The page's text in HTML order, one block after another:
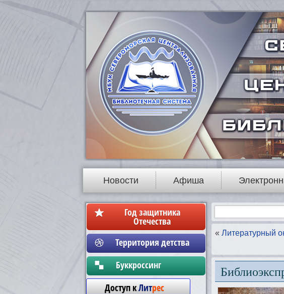
Новости Афиша
Год защитника
Отечества
Территория детства
Бyккpoccинг
Доступ кЛитрес
« Литературный